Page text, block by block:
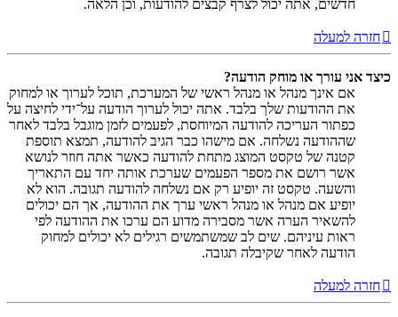
חדשים, אתה יכול לצרף קבצים להודעות, וכן הלאה.
חזרה למעלה
כיצד אני עורך או מוחק הודעה?
אם אינך מנהל או מנהל ראשי של המערכת, תוכל לערוך או למחוק
את ההודעות שלך בלבד. אתה יכול לערוך הודעה על־ידי לחיצה על
כפתור העריכה להודעה המיוחסת, לפעמים לזמן מוגבל בלבד לאחר
שההודעה נשלחה. אם מישהו כבר הגיב להודעה, תמצא תוספת
קטנה של טקסט המוצג מתחת להודעה כאשר אתה חוזר לנושא
אשר רושם את מספר הפעמים שערכת אותה יחד עם התאריך
והשעה. טקסט זה יופיע רק אם נשלחה להודעה תגובה. הוא לא
יופיע אם מנהל או מנהל ראשי ערך את ההודעה, אך הם יכולים
להשאיר הערה אשר מסבירה מדוע הם ערכו את ההודעה לפי
ראות עיניהם. שים לב שמשתמשים רגילים לא יכולים למחוק
הודעה לאחר שקיבלה תגובה.
חזרה למעלה